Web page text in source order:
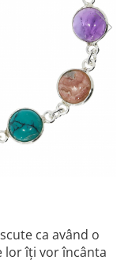
ca având o
lor îți vor încânta